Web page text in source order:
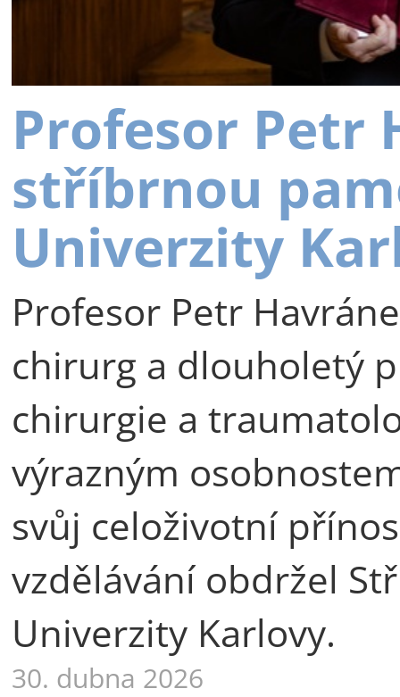
Profesor Petr
stříbrnou
Univerzity
Profesor Petr
chirurg a dlouholetý
chirurgie a
výrazným
svůj celoživotní
vzdělávání obdržel
Univerzity Karlovy.
30. dubna 2026